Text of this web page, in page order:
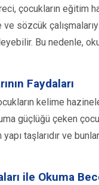
çocukların eğitim
sözcük
Bu nedenle,
Faydaları
kelime
güçlüğü çeken
taşlarıdır ve
ile Okuma